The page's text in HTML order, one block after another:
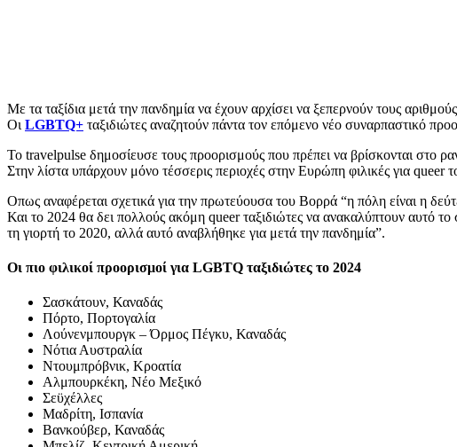
Με τα ταξίδια μετά την πανδημία να έχουν αρχίσει να ξεπερνούν τους
Οι LGBTQ+ ταξιδιώτες αναζητούν πάντα τον επόμενο νέο συναρπαστικό
Το travelpulse δημοσίευσε τους προορισμούς που πρέπει να βρίσκονται στο
Στην λίστα υπάρχουν μόνο τέσσερις περιοχές στην Ευρώπη φιλικές για queer
Οπως αναφέρεται σχετικά για την πρωτεύουσα του Βορρά “η πόλη είναι η
Και το 2024 θα δει πολλούς ακόμη queer ταξιδιώτες να ανακαλύπτουν αυτό
τη γιορτή το 2020, αλλά αυτό αναβλήθηκε για μετά την πανδημία”.
Οι πιο φιλικοί προορισμοί για LGBTQ ταξιδιώτες το 2024
Σασκάτουν, Καναδάς
Πόρτο, Πορτογαλία
Λούνενμπουργκ – Όρμος Πέγκυ, Καναδάς
Νότια Αυστραλία
Ντουμπρόβνικ, Κροατία
Αλμπουρκέκη, Νέο Μεξικό
Σεϋχέλλες
Μαδρίτη, Ισπανία
Βανκούβερ, Καναδάς